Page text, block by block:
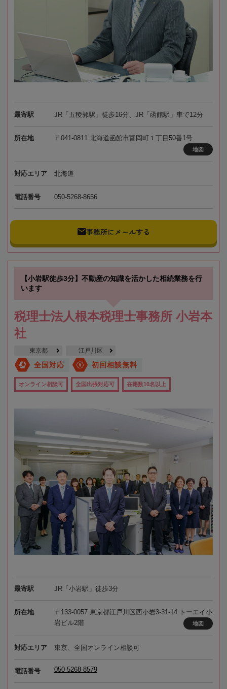
最寄駅 JR「五稜郭駅」徒歩16分、JR「函館駅」車で12分
所在地 〒041-0811 北海道函館市富岡町１丁目50番1号
地図
対応エリア 北海道
電話番号 050-5268-8656
事務所にメールする
【小岩駅徒歩3分】不動産の知識を活かした相続業務を行
います
税理士法人根本税理士事務所 小岩本
社
東京都 江戸川区
全国対応 初回相談無料
オンライン相談可 全国出張対応可 在籍数10名以上
最寄駅 JR「小岩駅」徒歩3分
所在地
〒133-0057 東京都江戸川区西小岩3-31-14 トーエイ小
岩ビル2階
地図
対応エリア 東京、全国オンライン相談可
電話番号 050-5268-8579